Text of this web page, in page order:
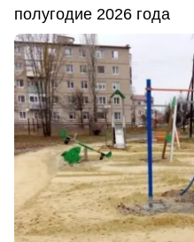
полугодие 2026 года